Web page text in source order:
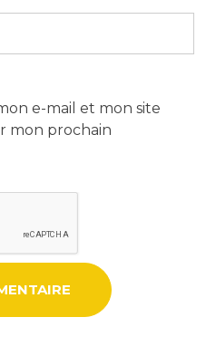
e-mail et mon site
mon prochain